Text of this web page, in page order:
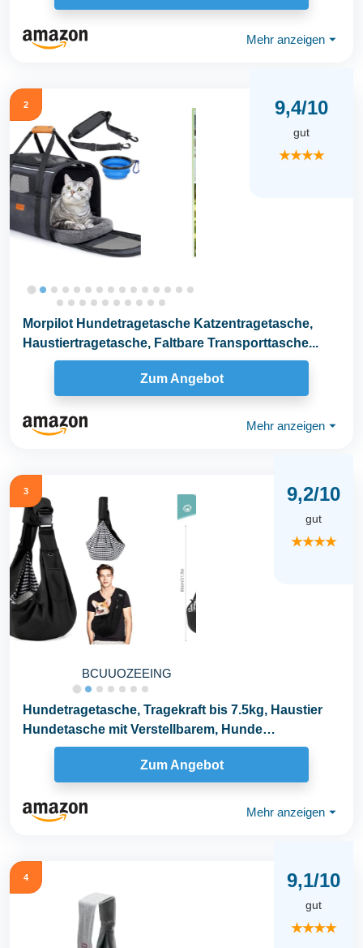
Mehr anzeigen ⏷
2 9,4/10
gut
★★★★
Morpilot Hundetragetasche Katzentragetasche,
Haustiertragetasche, Faltbare Transporttasche...
Zum Angebot
Mehr anzeigen ⏷
3
BCUUOZEEING
9,2/10
gut
★★★★
Hundetragetasche, Tragekraft bis 7.5kg, Haustier
Hundetasche mit Verstellbarem, Hunde
Umhängetasche...
Zum Angebot
Mehr anzeigen ⏷
4 9,1/10
gut
★★★★